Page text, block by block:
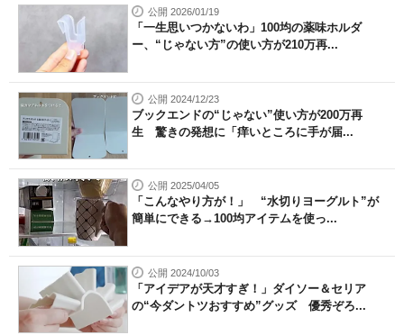
公開 2026/01/19
「一生思いつかないわ」100均の薬味ホルダ
ー、“じゃない方”の使い方が210万再...
公開 2024/12/23
ブックエンドの“じゃない”使い方が200万再
生 驚きの発想に「痒いところに手が届...
公開 2025/04/05
「こんなやり方が！」 “水切りヨーグルト”が
簡単にできる→100均アイテムを使っ...
公開 2024/10/03
「アイデアが天才すぎ！」ダイソー＆セリア
の“今ダントツおすすめ”グッズ 優秀ぞろ...